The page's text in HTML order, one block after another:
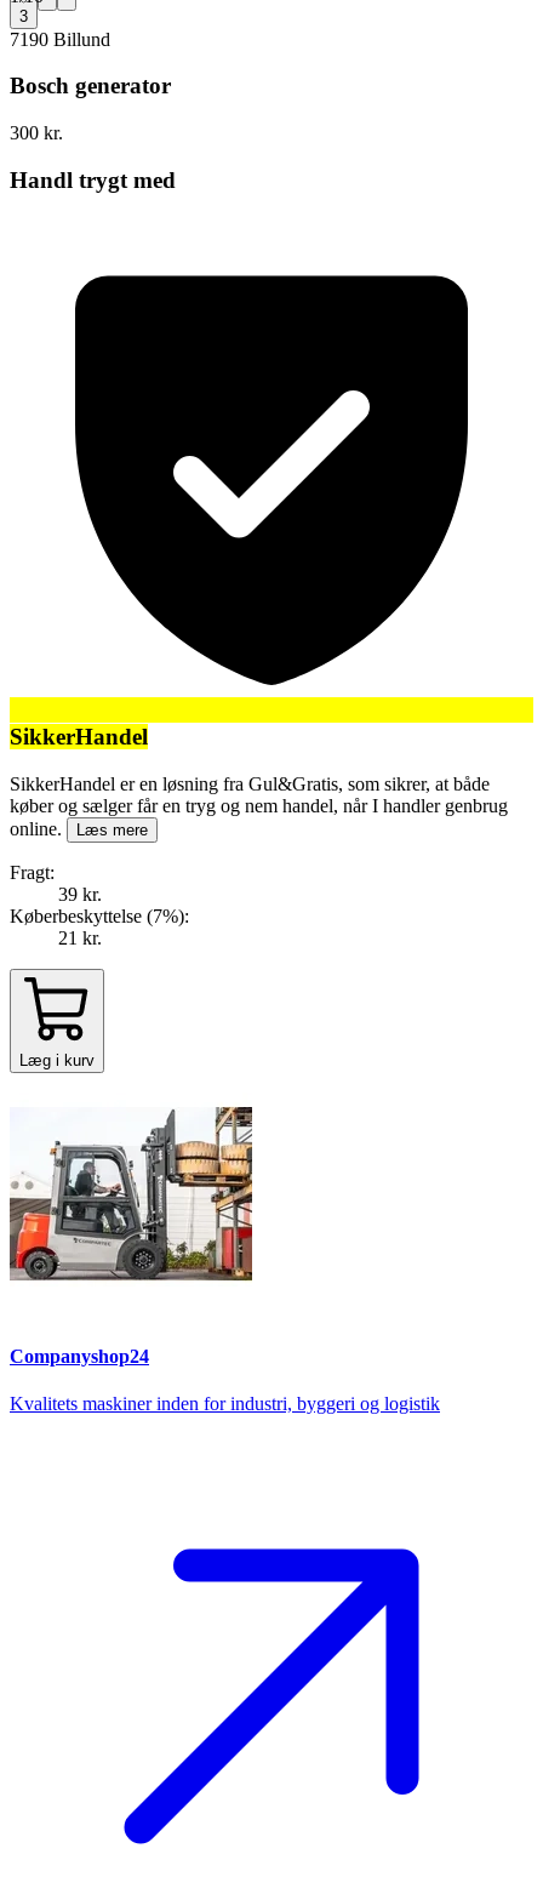
3
7190 Billund
Bosch generator
300 kr.
Handl trygt med
SikkerHandel
SikkerHandel er en løsning fra Gul&Gratis, som sikrer, at både
køber og sælger får en tryg og nem handel, når I handler genbrug
online.
Læs mere
Fragt:
39 kr.
Køberbeskyttelse (7%):
21 kr.
Læg i kurv
Companyshop24
Kvalitets maskiner inden for industri, byggeri og logistik